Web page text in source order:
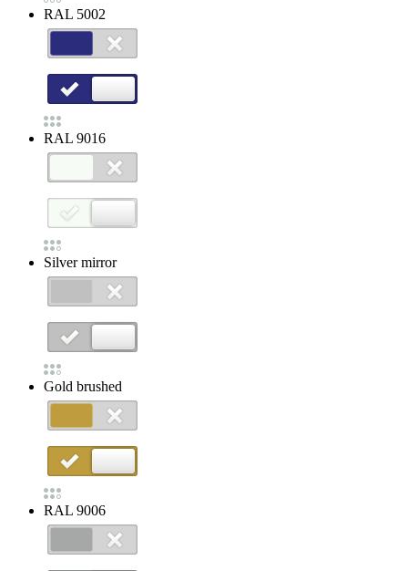
RAL 5002
RAL 9016
Silver mirror
Gold brushed
RAL 9006